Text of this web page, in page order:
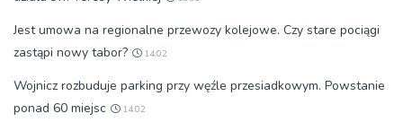
Jest umowa na regionalne przewozy kolejowe. Czy stare pociągi
zastąpi nowy tabor?
14:02
Wojnicz rozbuduje parking przy węźle przesiadkowym. Powstanie
ponad 60 miejsc
14:02